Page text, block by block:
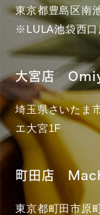
東京都豊島区南
※LULA池袋西口
大宮店
埼玉県さいたま
エ大宮1F
町田店
東京都町田市